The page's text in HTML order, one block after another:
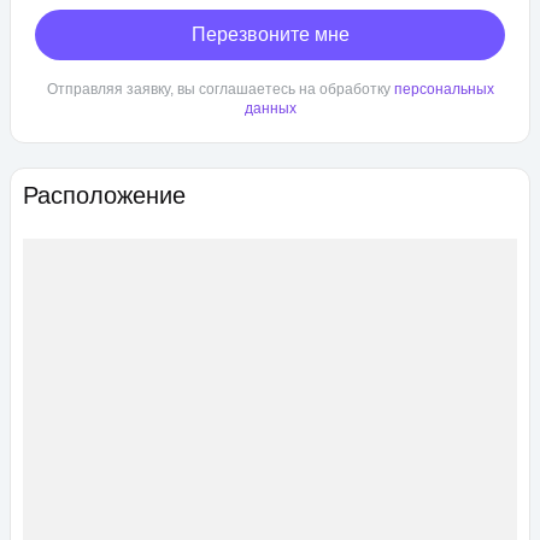
Расположение
Перезвоните мне
Отправляя заявку, вы соглашаетесь на обработку персональных
данных